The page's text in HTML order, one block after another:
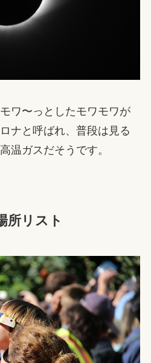
ワ〜っとしたモワモワが
ナと呼ばれ、普段は見る
温ガスだそうです。
所リスト